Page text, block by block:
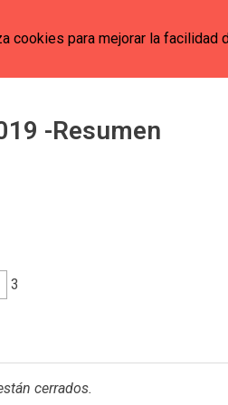
-Resumen
3
cerrados.
cookies para mejorar la facilidad